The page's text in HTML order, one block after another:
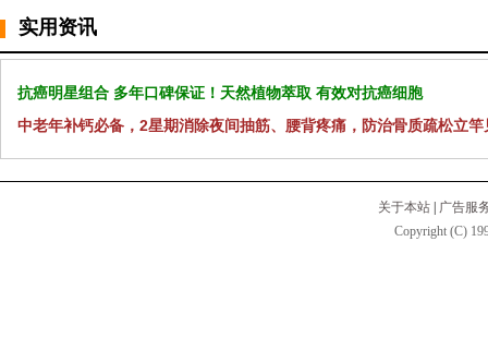
实用资讯
抗癌明星组合 多年口碑保证！天然植物萃取 有效对抗癌细胞
中老年补钙必备，2星期消除夜间抽筋、腰背疼痛，防治骨质疏松立竿
关于本站
广告服
Copyright (C)